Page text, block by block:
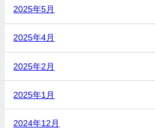
2025年5月
2025年4月
2025年2月
2025年1月
2024年12月